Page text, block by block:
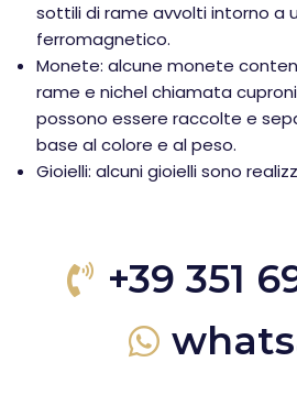
sottili di rame avvolti intorno a
ferromagnetico.
Monete: alcune monete
rame e nichel chiamata
possono essere raccolte e
base al colore e al peso.
Gioielli: alcuni gioielli sono
+39 351